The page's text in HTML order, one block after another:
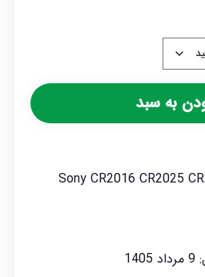
به سبد
Sony CR2016 CR2025
9 مرداد 1405